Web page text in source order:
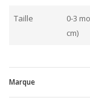
Taille
0-3
cm)
Marque